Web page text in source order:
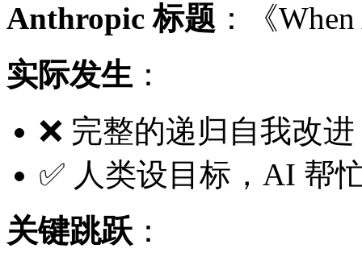
Anthropic 标题 ：《
实际发生 ：
❌ 完整的递归自我改进
✅ 人类设目标，AI 帮
关键跳跃 ：